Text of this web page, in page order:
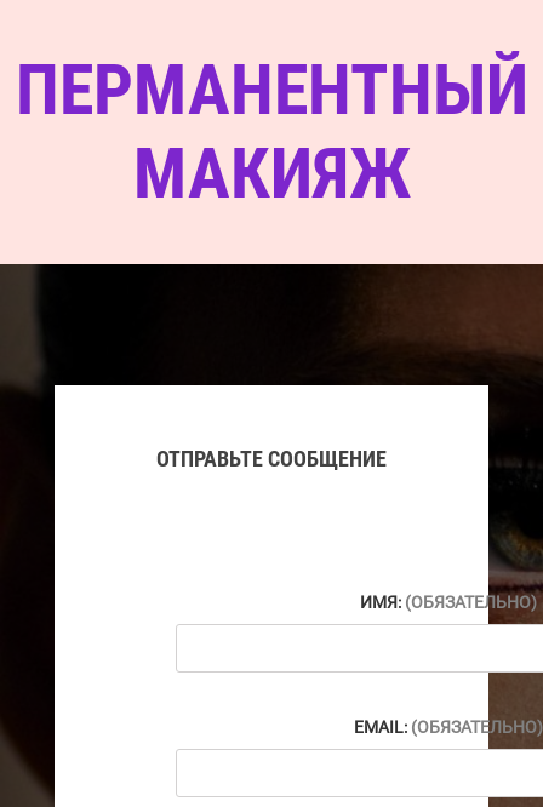
ПЕРМАНЕНТНЫЙ
МАКИЯЖ
ОТПРАВЬТЕ СООБЩЕНИЕ
ИМЯ: (ОБЯЗАТЕЛЬНО)
EMAIL: (ОБЯЗАТЕЛЬНО)